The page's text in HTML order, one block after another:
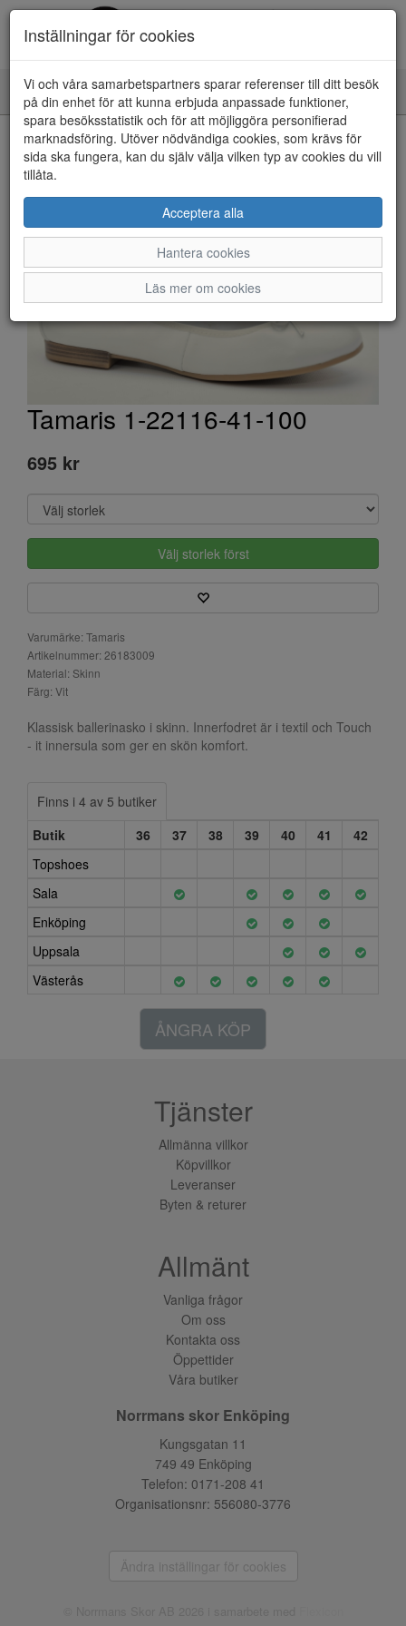
Toggle
navigation
HEM
Tamaris 1-22116-41-100
695 kr
Välj storlek först
Varumärke: Tamaris
Artikelnummer: 26183009
Material: Skinn
Färg: Vit
Klassisk ballerinasko i skinn. Innerfodret är i textil och Touch
- it innersula som ger en skön komfort.
Finns i 4 av 5 butiker
Butik
36 37 38 39 40 41
42
Topshoes
Sala
Enköping
Uppsala
Västerås
ÅNGRA KÖP
Inställningar för cookies
Vi och våra samarbetspartners sparar referenser till ditt besök
på din enhet för att kunna erbjuda anpassade funktioner,
spara besöksstatistik och för att möjliggöra personifierad
marknadsföring. Utöver nödvändiga cookies, som krävs för
sida ska fungera, kan du själv välja vilken typ av cookies du vill
tillåta.
Acceptera alla
Hantera cookies
Läs mer om cookies
Tjänster
Allmänna villkor
Köpvillkor
Leveranser
Byten & returer
Allmänt
Vanliga frågor
Om oss
Kontakta oss
Öppettider
Våra butiker
Norrmans skor Enköping
Kungsgatan 11
749 49 Enköping
Telefon: 0171-208 41
Organisationsnr: 556080-3776
Ändra inställingar för cookies